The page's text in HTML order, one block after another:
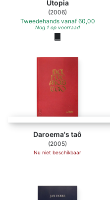
Utopia
(2006)
Tweedehands vanaf 60,00
Nog 1 op voorraad
Daroema's taô
(2005)
Nu niet beschikbaar